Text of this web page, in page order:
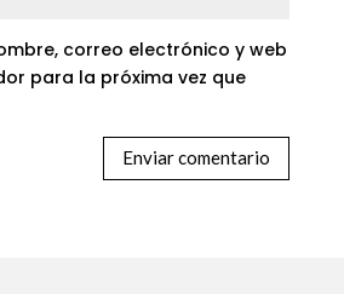
correo electrónico y web
para la próxima vez que